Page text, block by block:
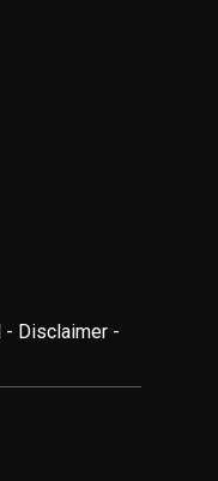
- Disclaimer -